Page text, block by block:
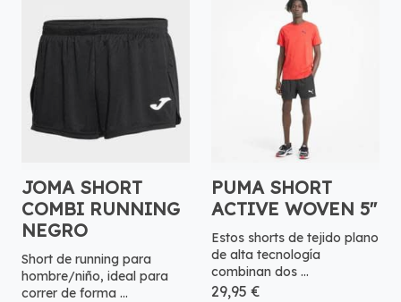
JOMA SHORT
COMBI RUNNING
NEGRO
Short de running para
hombre/niño, ideal para
correr de forma ...
PUMA SHORT
ACTIVE WOVEN 5''
Estos shorts de tejido plano
de alta tecnología
combinan dos ...
29,95 €